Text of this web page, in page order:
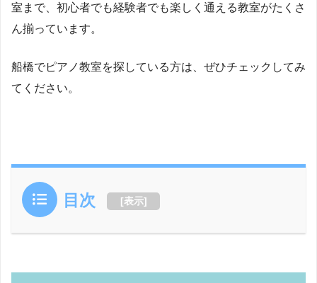
室まで、初心者でも経験者でも楽しく通える教室がたくさ
ん揃っています。
船橋でピアノ教室を探している方は、ぜひチェックしてみ
てください。
目次 [表示]